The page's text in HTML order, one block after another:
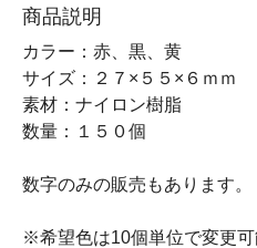
商品説明
カラー：赤、黒、黄
サイズ：２７×５５×６ｍｍ
素材：ナイロン樹脂
数量：１５０個
数字のみの販売もあります。
※希望色は10個単位で変更可